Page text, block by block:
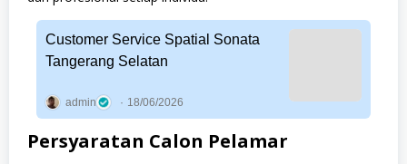
Customer Service Spatial Sonata
Tangerang Selatan
admin 18/06/2026
Persyaratan Calon Pelamar